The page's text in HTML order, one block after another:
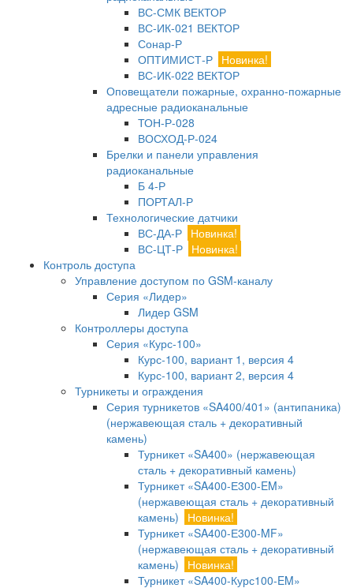
ВС-СМК ВЕКТОР
ВС-ИК-021 ВЕКТОР
Сонар-Р
ОПТИМИСТ-Р Новинка!
ВС-ИК-022 ВЕКТОР
Оповещатели пожарные, охранно-пожарные
адресные радиоканальные
ТОН-Р-028
ВОСХОД-Р-024
Брелки и панели управления
радиоканальные
Б 4-Р
ПОРТАЛ-Р
Технологические датчики
ВС-ДА-Р Новинка!
ВС-ЦТ-Р Новинка!
Контроль доступа
Управление доступом по GSM-каналу
Серия «Лидер»
Лидер GSM
Контроллеры доступа
Серия «Курс-100»
Курс-100, вариант 1, версия 4
Курс-100, вариант 2, версия 4
Турникеты и ограждения
Серия турникетов «SA400/401» (антипаника)
(нержавеющая сталь + декоративный
камень)
Турникет «SA400» (нержавеющая
сталь + декоративный камень)
Турникет «SA400-Е300-EM»
(нержавеющая сталь + декоративный
камень)
Новинка!
Турникет «SA400-Е300-MF»
(нержавеющая сталь + декоративный
камень)
Новинка!
Турникет «SA400-Курс100-EM»